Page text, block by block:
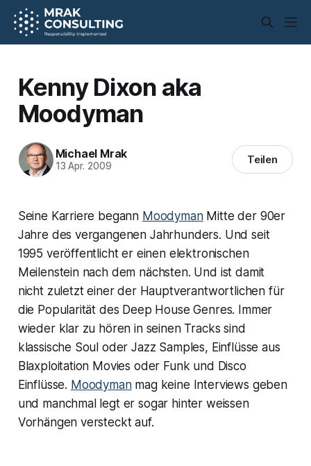
Kenny Dixon aka
Moodyman
Michael Mrak
13 Apr. 2009 Teilen
Seine Karriere begann MoodymanMitte der 90er
Jahre des vergangenen Jahrhunders. Und seit
1995 veröffentlicht er einen elektronischen
Meilenstein nach dem nächsten. Und ist damit
nicht zuletzt einer der Hauptverantwortlichen für
die Popularität des Deep House Genres. Immer
wieder klar zu hören in seinen Tracks sind
klassische Soul oder Jazz Samples, Einflüsse aus
Blaxploitation Movies oder Funk und Disco
Einflüsse. Moodymanmag keine Interviews geben
und manchmal legt er sogar hinter weissen
Vorhängen versteckt auf.